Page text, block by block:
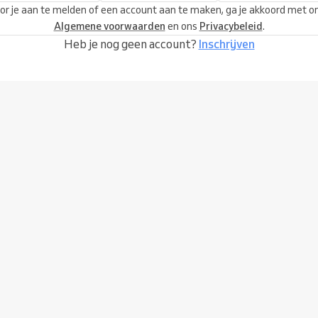
je aan te melden of een account aan te maken, ga je akkoord met
Algemene voorwaarden en ons Privacybeleid.
Heb je nog geen account? Inschrijven